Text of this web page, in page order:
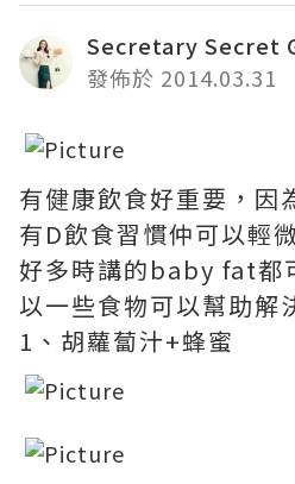
Secretary Secret
發佈於 2014.03.31
有健康飲食好重要，因
有D飲食習慣仲可以輕
好多時講的baby fat都
以一些食物可以幫助解
1、胡蘿蔔汁+蜂蜜